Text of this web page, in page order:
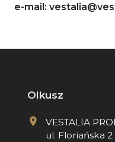
e-mail:
Olkusz
VESTALIA
ul. Floriańska 2